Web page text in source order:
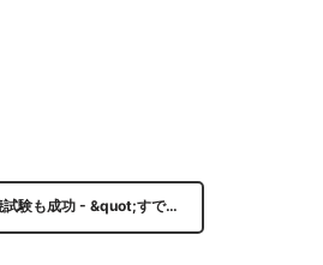
試験も成功 - &quot;すで…